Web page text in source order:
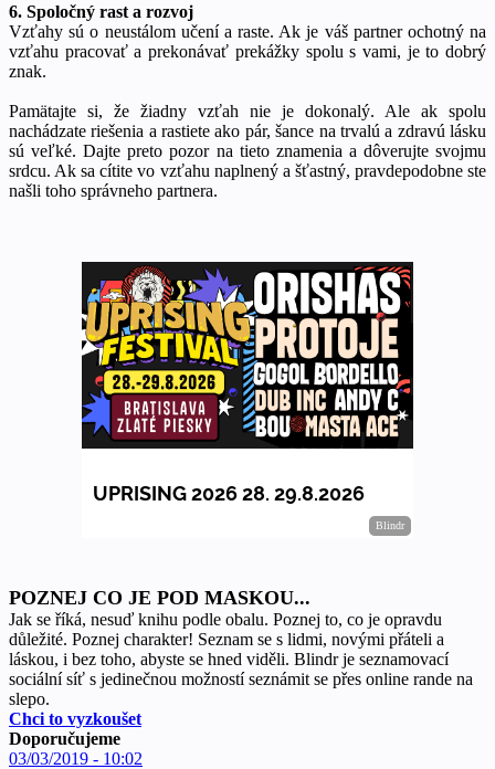
6. Spoločný rast a rozvoj
Vzťahy sú o neustálom učení a raste. Ak je váš partner ochotný na
vzťahu pracovať a prekonávať prekážky spolu s vami, je to dobrý
znak.
Pamätajte si, že žiadny vzťah nie je dokonalý. Ale ak spolu
nachádzate riešenia a rastiete ako pár, šance na trvalú a zdravú lásku
sú veľké. Dajte preto pozor na tieto znamenia a dôverujte svojmu
srdcu. Ak sa cítite vo vzťahu naplnený a šťastný, pravdepodobne ste
našli toho správneho partnera.
POZNEJ CO JE POD MASKOU...
Jak se říká, nesuď knihu podle obalu. Poznej to, co je opravdu
důležité. Poznej charakter! Seznam se s lidmi, novými přáteli a
láskou, i bez toho, abyste se hned viděli. Blindr je seznamovací
sociální síť s jedinečnou možností seznámit se přes online rande na
slepo.
Chci to vyzkoušet
Doporučujeme
03/03/2019 - 10:02